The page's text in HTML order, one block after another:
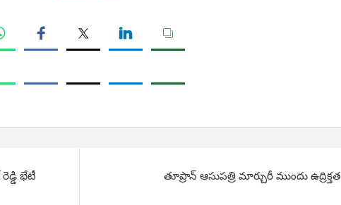
భేటీ తూప్రాన్ ఆసుపత్రి మార్చురీ ముందు ఉద్రిక్తత